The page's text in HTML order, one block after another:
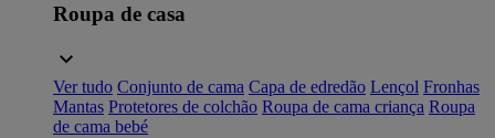
Roupa de casa
Ver tudo Conjunto de cama Capa de edredão Lençol Fronhas
Mantas Protetores de colchão Roupa de cama criança Roupa
de cama bebé